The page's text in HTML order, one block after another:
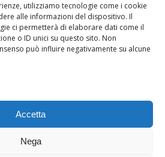
utilizziamo tecnologie come i cookie
alle informazioni del dispositivo. Il
ci permetterà di elaborare dati come il
o ID unici su questo sito. Non
può influire negativamente su alcune
Accetta
Nega
autoconsumatori di energia
collettivamente, fiscalità ed
di energia elettrica